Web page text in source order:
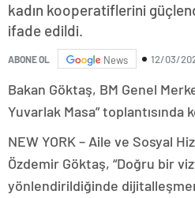
kadın kooperatiflerini
ifade edildi.
ABONE OL News 12/03/
Bakan Göktaş, BM Genel
Yuvarlak Masa” toplantısında
NEW YORK – Aile ve Sosyal
Özdemir Göktaş, “Doğru bir
yönlendirildiğinde